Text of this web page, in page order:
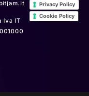
Iva IT
Privacy Policy
Cookie Policy